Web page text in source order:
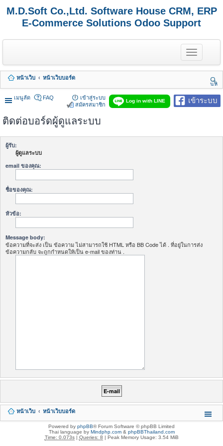
M.D.Soft Co.,Ltd. Software House CRM, ERP
E-Commerce Solutions Odoo Support
T
o
g
e
n
a
หน้าเว็บ
หน้าเว็บบอร์ด
นห
า
เมนูลัด
เข้าระบบ
Log in with LINE
FAQ
เข้าสู่ระบบ
สมัครสมาชิก
ติดต่อบอร์ดผู้ดูแลระบบ
ผู้รับ:
ผู้ดูแลระบบ
email ของคุณ:
ชื่อของคุณ:
หัวข้อ:
Message body:
ข้อความที่จะส่ง เป็น ข้อความ ไม่สามารถใช้ HTML หรือ BB Code ได้ . ที่อยู่ในการส่ง
ข้อความกลับ จะถูกกำหนดให้เป็น e-mail ของท่าน .
หน้าเว็บ หน้าเว็บบอร์ด
Powered by phpBB® Forum Software © phpBB Limited
Thai language by Mindphp.com& phpBBThailand.com
Time: 0.073s| Queries: 8 | Peak Memory Usage: 3.54 MiB